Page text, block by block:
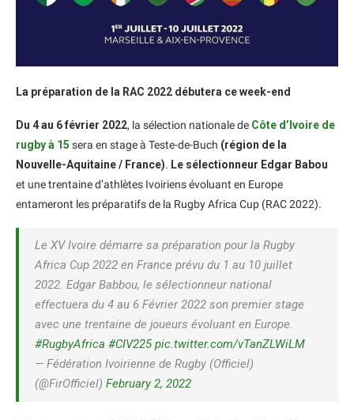
La préparation de la RAC 2022 débutera ce week-end
Du 4 au 6 février 2022, la sélection nationale de Côte d’Ivoire de
rugby à 15 sera en stage à Teste-de-Buch (région de la
Nouvelle-Aquitaine / France). Le sélectionneur Edgar Babou
et une trentaine d’athlètes Ivoiriens évoluant en Europe
entameront les préparatifs de la Rugby Africa Cup (RAC 2022).
Le XV Ivoire démarre sa préparation pour la Rugby
Africa Cup 2022 en France prévu du 1 au 10 juillet
2022. Edgar Babbou, le sélectionneur national
effectuera du 4 au 6 Février 2022 son premier stage
avec une trentaine de joueurs évoluant en Europe.
#RugbyAfrica #CIV225 pic.twitter.com/vTanZLWiLM
— Fédération Ivoirienne de Rugby (Officiel)
(@FirOfficiel) February 2, 2022